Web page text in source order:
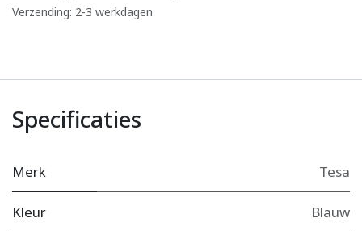
Verzending: 2-3 werkdagen
Specificaties
Merk Tesa
Kleur Blauw